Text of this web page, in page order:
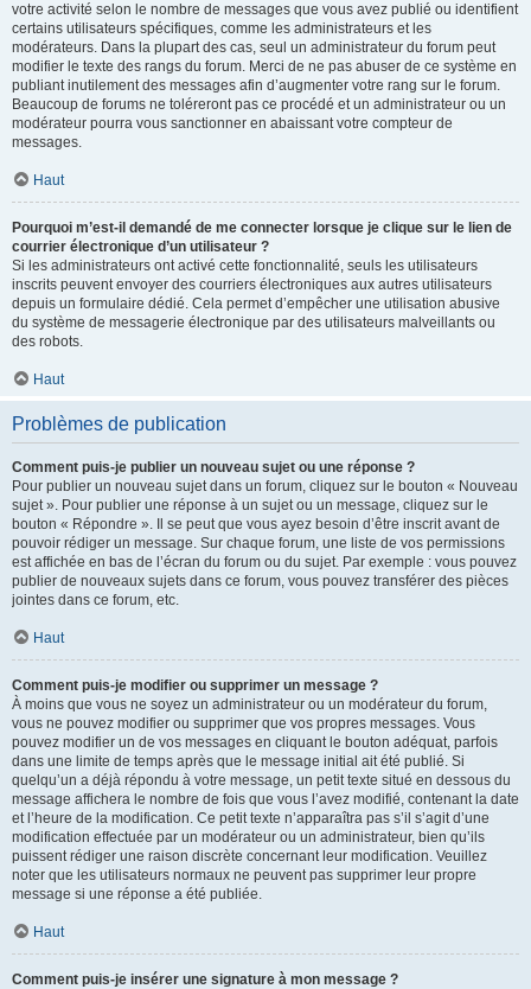
votre activité selon le nombre de messages que vous avez publié ou identifient
certains utilisateurs spécifiques, comme les administrateurs et les
modérateurs. Dans la plupart des cas, seul un administrateur du forum peut
modifier le texte des rangs du forum. Merci de ne pas abuser de ce système en
publiant inutilement des messages afin d’augmenter votre rang sur le forum.
Beaucoup de forums ne toléreront pas ce procédé et un administrateur ou un
modérateur pourra vous sanctionner en abaissant votre compteur de
messages.
Haut
Pourquoi m’est-il demandé de me connecter lorsque je clique sur le lien de
courrier électronique d’un utilisateur ?
Si les administrateurs ont activé cette fonctionnalité, seuls les utilisateurs
inscrits peuvent envoyer des courriers électroniques aux autres utilisateurs
depuis un formulaire dédié. Cela permet d’empêcher une utilisation abusive
du système de messagerie électronique par des utilisateurs malveillants ou
des robots.
Haut
Problèmes de publication
Comment puis-je publier un nouveau sujet ou une réponse ?
Pour publier un nouveau sujet dans un forum, cliquez sur le bouton « Nouveau
sujet ». Pour publier une réponse à un sujet ou un message, cliquez sur le
bouton « Répondre ». Il se peut que vous ayez besoin d’être inscrit avant de
pouvoir rédiger un message. Sur chaque forum, une liste de vos permissions
est affichée en bas de l’écran du forum ou du sujet. Par exemple : vous pouvez
publier de nouveaux sujets dans ce forum, vous pouvez transférer des pièces
jointes dans ce forum, etc.
Haut
Comment puis-je modifier ou supprimer un message ?
À moins que vous ne soyez un administrateur ou un modérateur du forum,
vous ne pouvez modifier ou supprimer que vos propres messages. Vous
pouvez modifier un de vos messages en cliquant le bouton adéquat, parfois
dans une limite de temps après que le message initial ait été publié. Si
quelqu’un a déjà répondu à votre message, un petit texte situé en dessous du
message affichera le nombre de fois que vous l’avez modifié, contenant la date
et l’heure de la modification. Ce petit texte n’apparaîtra pas s’il s’agit d’une
modification effectuée par un modérateur ou un administrateur, bien qu’ils
puissent rédiger une raison discrète concernant leur modification. Veuillez
noter que les utilisateurs normaux ne peuvent pas supprimer leur propre
message si une réponse a été publiée.
Haut
Comment puis-je insérer une signature à mon message ?